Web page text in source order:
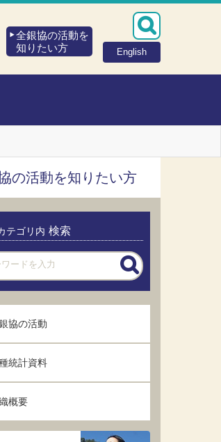
English
全銀協の活動を
知りたい方
の活動を知りたい方
テゴリ内 検索
協の活動
統計資料
概要